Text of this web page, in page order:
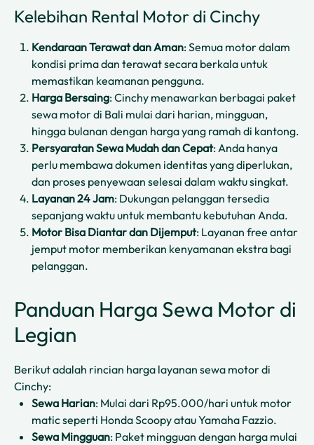
Kelebihan Rental Motor di Cinchy
Kendaraan Terawat dan Aman: Semua motor dalam
kondisi prima dan terawat secara berkala untuk
memastikan keamanan pengguna.
Harga Bersaing: Cinchy menawarkan berbagai paket
sewa motor di Bali mulai dari harian, mingguan,
hingga bulanan dengan harga yang ramah di kantong.
Persyaratan Sewa Mudah dan Cepat: Anda hanya
perlu membawa dokumen identitas yang diperlukan,
dan proses penyewaan selesai dalam waktu singkat.
Layanan 24 Jam: Dukungan pelanggan tersedia
sepanjang waktu untuk membantu kebutuhan Anda.
Motor Bisa Diantar dan Dijemput: Layanan free antar
jemput motor memberikan kenyamanan ekstra bagi
pelanggan.
Panduan Harga Sewa Motor di
Legian
Berikut adalah rincian harga layanan sewa motor di
Cinchy:
Sewa Harian: Mulai dari Rp95.000/hari untuk motor
matic seperti Honda Scoopy atau Yamaha Fazzio.
Sewa Mingguan: Paket mingguan dengan harga mulai